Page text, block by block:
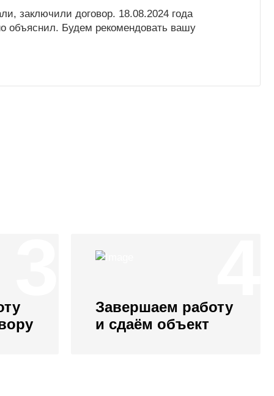
заключили договор. 18.08.2024 года
объяснил. Будем рекомендовать вашу
Завершаем работу
и сдаём объект